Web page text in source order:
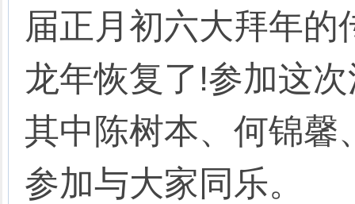
届正月初六大拜年
龙年恢复了!参加这
其中陈树本、何锦馨
参加与大家同乐。